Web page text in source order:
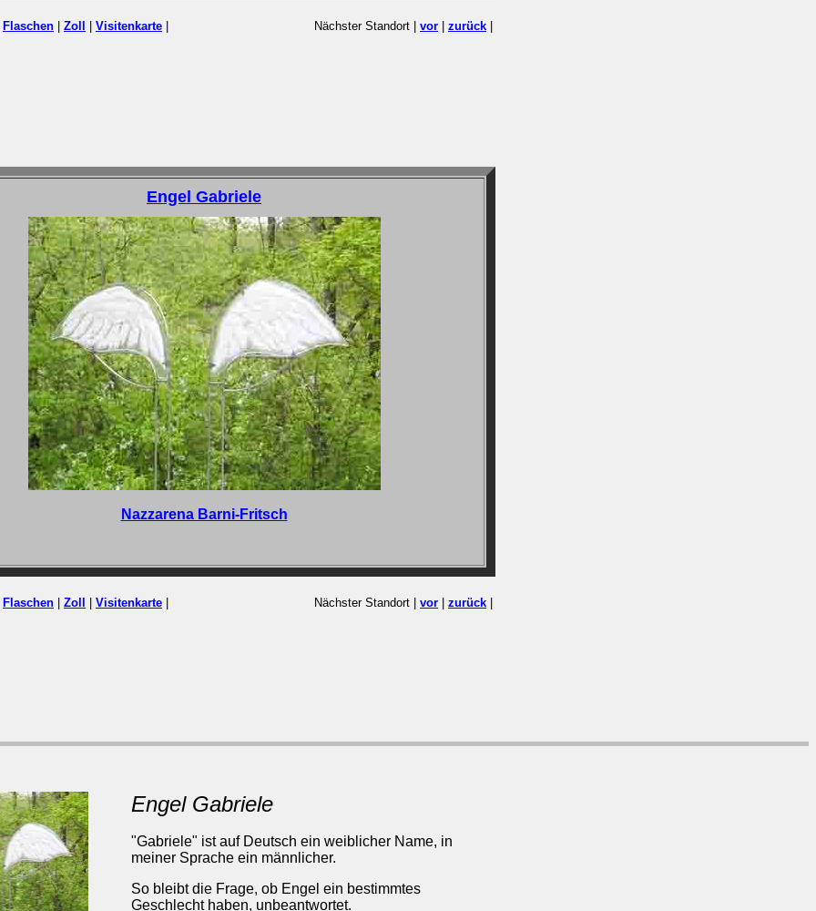
Flaschen Zoll Visitenkarte Nächster Standort | vor zurück
Engel Gabriele
Nazzarena Barni-Fritsch
Flaschen Zoll Visitenkarte Nächster Standort | vor zurück
Engel Gabriele
"Gabriele" ist auf Deutsch ein weiblicher Name, in
meiner Sprache ein männlicher.
So bleibt die Frage, ob Engel ein bestimmtes
Geschlecht haben, unbeantwortet.